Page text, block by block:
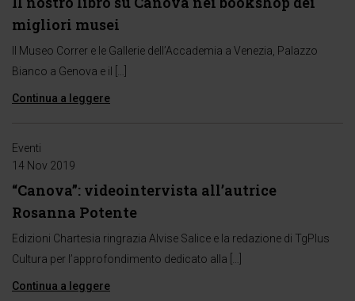
migliori musei
Il Museo Correr e le Gallerie dell’Accademia a Venezia, Palazzo
Bianco a Genova e il […]
Continua a leggere
Eventi
14 Nov 2019
“Canova”: videointervista all’autrice
Rosanna Potente
Edizioni Chartesia ringrazia Alvise Salice e la redazione di TgPlus
Cultura per l’approfondimento dedicato alla […]
Continua a leggere